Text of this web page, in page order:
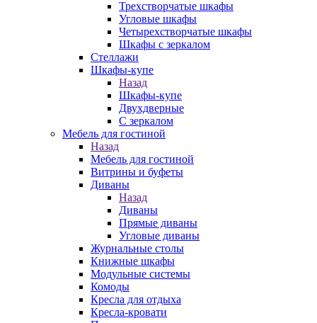
Трехстворчатые шкафы
Угловые шкафы
Четырехстворчатые шкафы
Шкафы с зеркалом
Стеллажи
Шкафы-купе
Назад
Шкафы-купе
Двухдверные
С зеркалом
Мебель для гостиной
Назад
Мебель для гостиной
Витрины и буфеты
Диваны
Назад
Диваны
Прямые диваны
Угловые диваны
Журнальные столы
Книжные шкафы
Модульные системы
Комоды
Кресла для отдыха
Кресла-кровати